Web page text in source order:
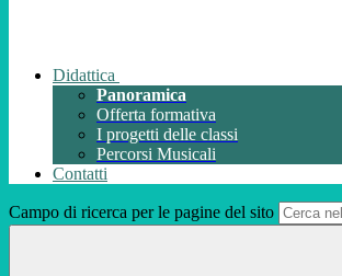
Didattica
Panoramica
Offerta formativa
I progetti delle classi
Percorsi Musicali
Contatti
Campo di ricerca per le pagine del sito